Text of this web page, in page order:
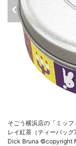
そごう横浜店の「ミッ
レイ紅茶（ティーバッ
Dick Bruna ©copyright